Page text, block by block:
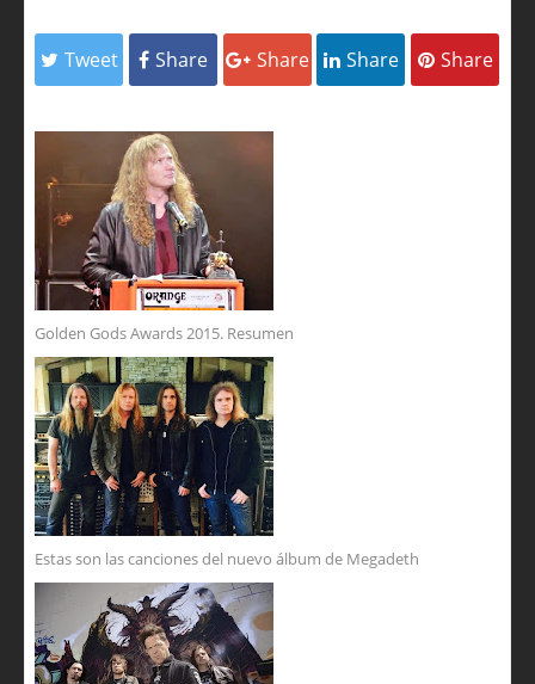
Tweet Share Share Share Share
Golden Gods Awards 2015. Resumen
Estas son las canciones del nuevo álbum de Megadeth